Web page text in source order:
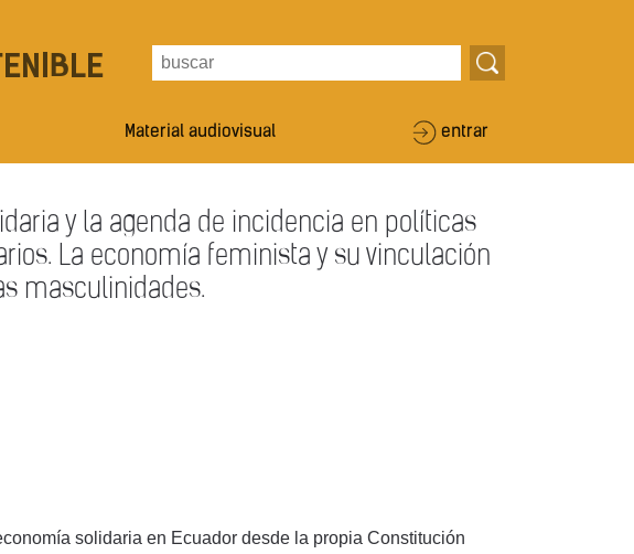
Material audiovisual entrar
y la agenda de incidencia en políticas
La economía feminista y su vinculación
masculinidades.
solidaria en Ecuador desde la propia Constitución